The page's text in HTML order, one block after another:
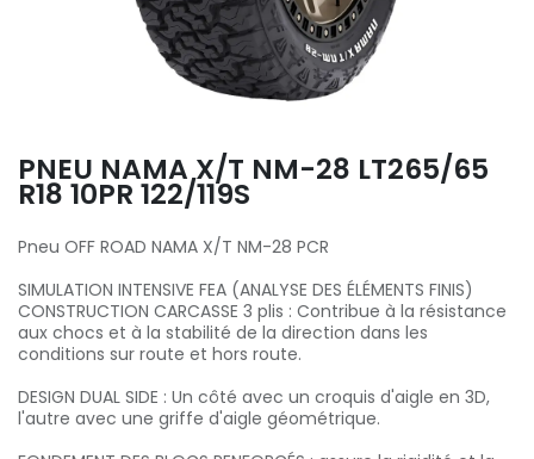
PNEU NAMA X/T NM-28 LT265/65
R18 10PR 122/119S
Pneu OFF ROAD NAMA X/T NM-28 PCR
SIMULATION INTENSIVE FEA (ANALYSE DES ÉLÉMENTS FINIS)
CONSTRUCTION CARCASSE 3 plis : Contribue à la résistance
aux chocs et à la stabilité de la direction dans les
conditions sur route et hors route.
DESIGN DUAL SIDE : Un côté avec un croquis d'aigle en 3D,
l'autre avec une griffe d'aigle géométrique.